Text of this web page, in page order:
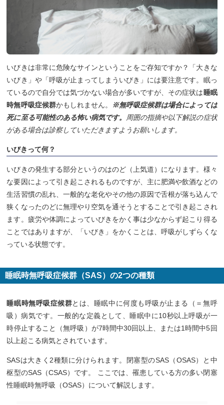
いびきは非常に危険なサインということをご存知ですか？「大きな
いびき」や「呼吸が止まってしまういびき」には要注意です。眠っ
ているので自分では気づかない場合が多いですが、その症状は 睡眠
時無呼吸症候群かもしれません。
※無呼吸症候群は場合によっては
死に至る可能性のある怖い病気です。
周囲の指摘や以下解説の症状
がある場合は診察していただきますようお願いします。
いびきって何？
いびきの発生する部分というのはのど（上気道）になります。様々
な要因によって引き起こされるものですが、主に肥満や飲酒などの
生活習慣の乱れ、一般的な老化やその他の原因で舌根が落ち込んで
狭くなったのどに無理やり空気を通そうとすることで引き起こされ
ます。疲労や体調によっていびきをかく事は少なからず起こり得る
ことではありますが、「いびき」をかくことは、呼吸がしずらくな
っている状態です。
睡眠時無呼吸症候群（SAS）の2つの種類
睡眠時無呼吸症候群とは、睡眠中に何度も呼吸が止まる（＝無呼
吸）病気です。一般的な定義として、睡眠中に10秒以上呼吸が一
時停止すること（無呼吸）が7時間中30回以上、または1時間中5回
以上起こる病気とされています。
SASは大きく2種類に分けられます。閉塞型のSAS（OSAS）と中
枢型のSAS（CSAS）です。 ここでは、罹患している方の多い閉塞
性睡眠時無呼吸（OSAS）について解説します。